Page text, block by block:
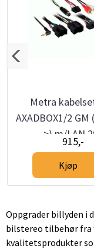
Metra
AXADBOX1/2 GM
>) m/LAN
915,-
Kjøp
Oppgrader billyden i
bilstereo tilbehør fra
kvalitetsprodukter